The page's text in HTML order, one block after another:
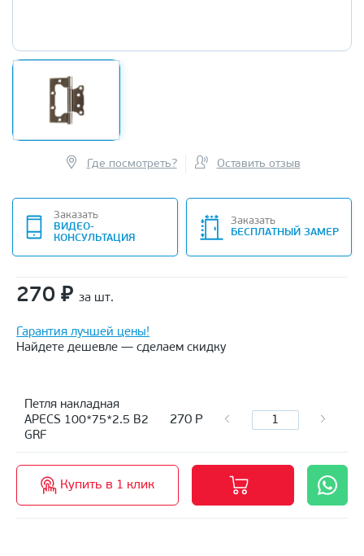
Где посмотреть? Оставить отзыв
Заказать
ВИДЕО-
КОНСУЛЬТАЦИЯ
Заказать
БЕСПЛАТНЫЙ ЗАМЕР
270 ₽ за шт.
Гарантия лучшей цены!
Найдете дешевле — сделаем скидку
Петля накладная
APECS 100*75*2.5 B2
GRF
270 Р
Купить в 1 клик